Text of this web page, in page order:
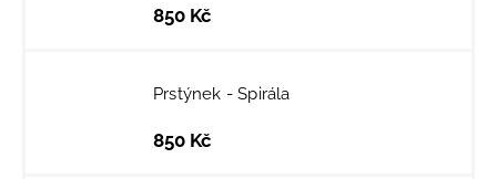
850 Kč
Prstýnek - Spirála
850 Kč